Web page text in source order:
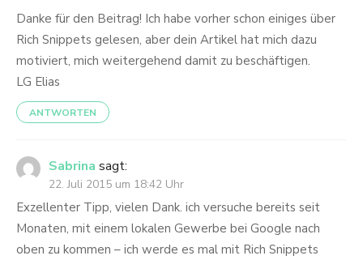
Danke für den Beitrag! Ich habe vorher schon einiges über
Rich Snippets gelesen, aber dein Artikel hat mich dazu
motiviert, mich weitergehend damit zu beschäftigen.
LG Elias
ANTWORTEN
Sabrina sagt:
22. Juli 2015 um 18:42 Uhr
Exzellenter Tipp, vielen Dank. ich versuche bereits seit
Monaten, mit einem lokalen Gewerbe bei Google nach
oben zu kommen – ich werde es mal mit Rich Snippets